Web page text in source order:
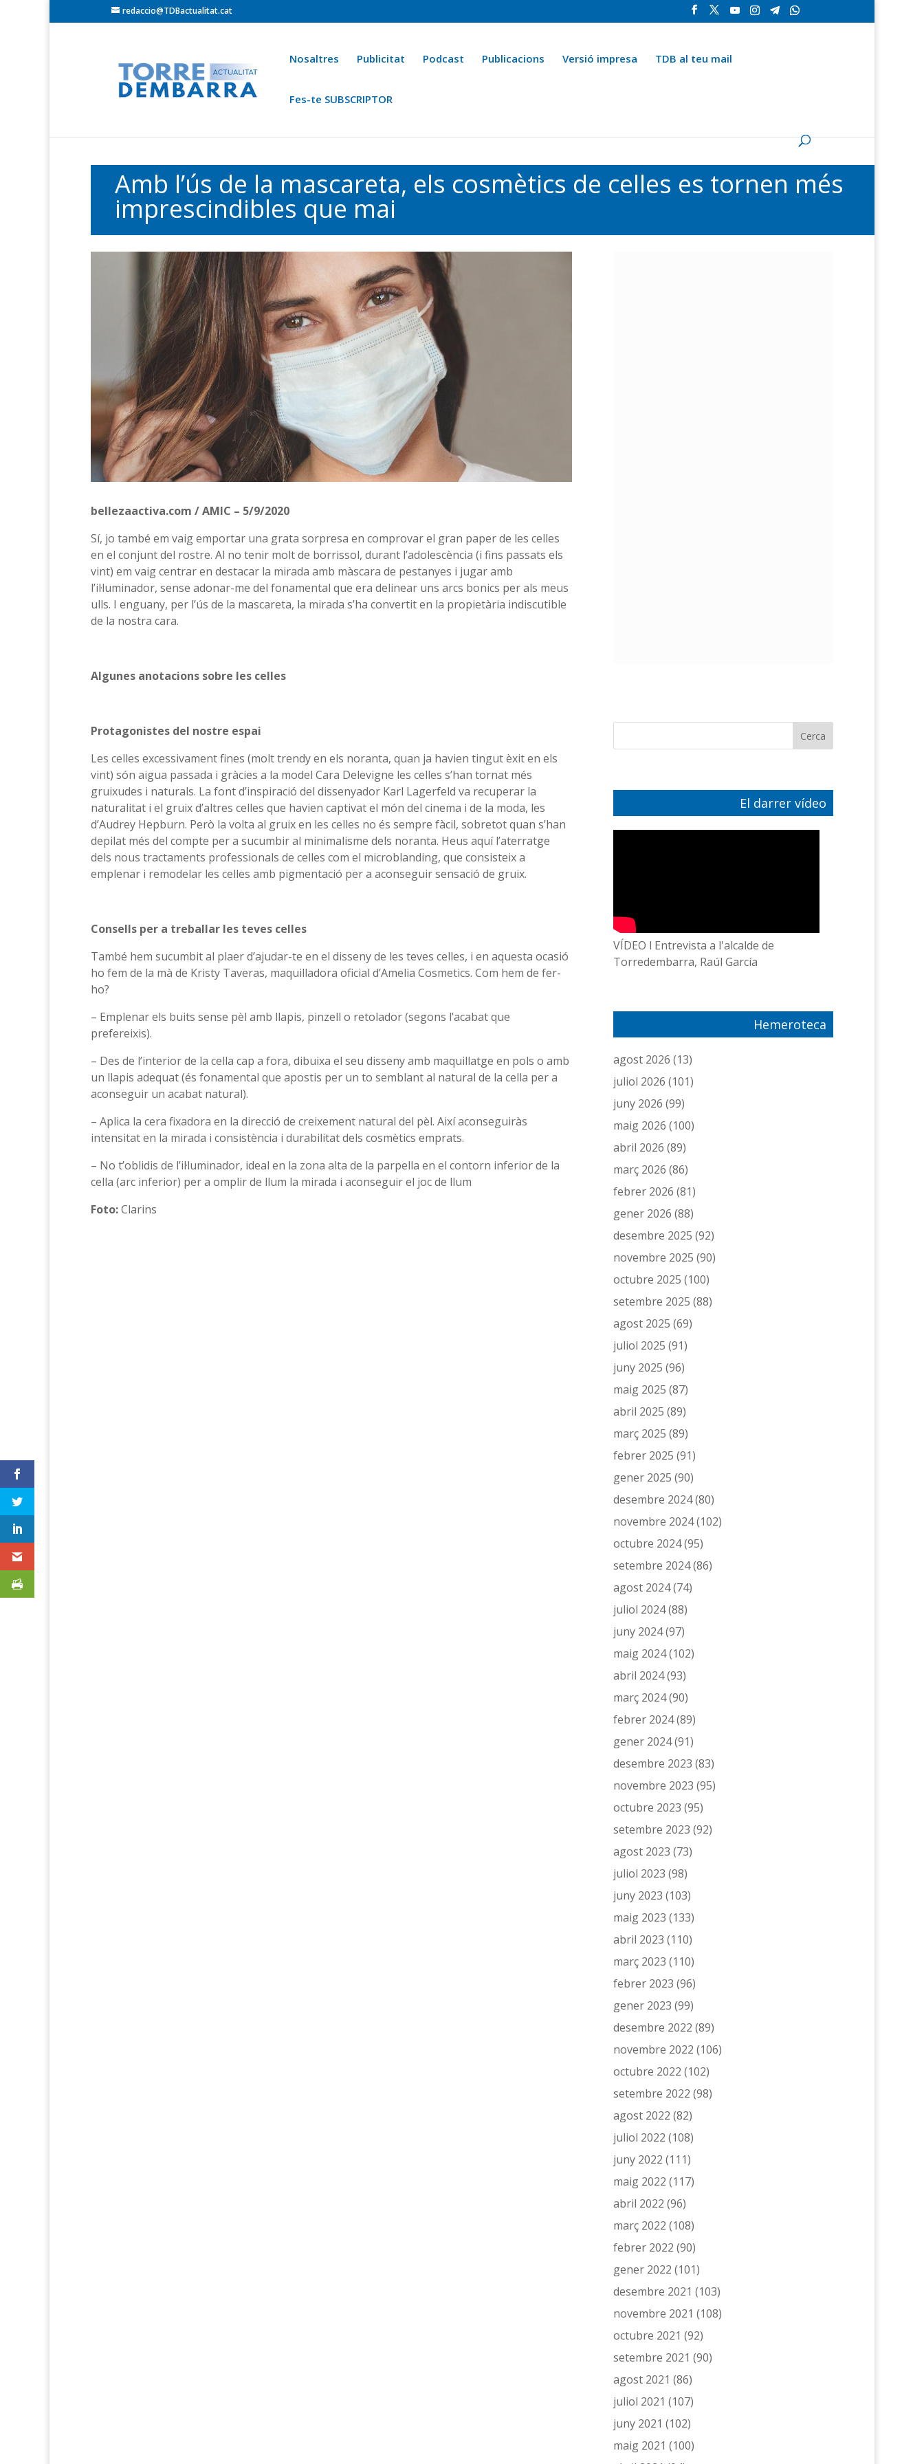
redaccio@TDBactualitat.cat
Nosaltres Publicitat Podcast Publicacions Versió impresa TDB al teu mail
Fes-te SUBSCRIPTOR
Crònica Ara fa 25 anys
Amb l’ús de la mascareta, els cosmètics de celles es tornen més
imprescindibles que mai
bellezaactiva.com / AMIC – 5/9/2020
Sí, jo també em vaig emportar una grata sorpresa en comprovar el gran paper de les celles
en el conjunt del rostre. Al no tenir molt de borrissol, durant l’adolescència (i fins passats els
vint) em vaig centrar en destacar la mirada amb màscara de pestanyes i jugar amb
l’il·luminador, sense adonar-me del fonamental que era delinear uns arcs bonics per als meus
ulls. I enguany, per l’ús de la mascareta, la mirada s’ha convertit en la propietària indiscutible
de la nostra cara.
Algunes anotacions sobre les celles
Protagonistes del nostre espai
Les celles excessivament fines (molt trendy en els noranta, quan ja havien tingut èxit en els
vint) són aigua passada i gràcies a la model Cara Delevigne les celles s’han tornat més
gruixudes i naturals. La font d’inspiració del dissenyador Karl Lagerfeld va recuperar la
naturalitat i el gruix d’altres celles que havien captivat el món del cinema i de la moda, les
d’Audrey Hepburn. Però la volta al gruix en les celles no és sempre fàcil, sobretot quan s’han
depilat més del compte per a sucumbir al minimalisme dels noranta. Heus aquí l’aterratge
dels nous tractaments professionals de celles com el microblanding, que consisteix a
emplenar i remodelar les celles amb pigmentació per a aconseguir sensació de gruix.
Consells per a treballar les teves celles
També hem sucumbit al plaer d’ajudar-te en el disseny de les teves celles, i en aquesta ocasió
ho fem de la mà de Kristy Taveras, maquilladora oficial d’Amelia Cosmetics. Com hem de fer-
ho?
– Emplenar els buits sense pèl amb llapis, pinzell o retolador (segons l’acabat que
prefereixis).
– Des de l’interior de la cella cap a fora, dibuixa el seu disseny amb maquillatge en pols o amb
un llapis adequat (és fonamental que apostis per un to semblant al natural de la cella per a
aconseguir un acabat natural).
– Aplica la cera fixadora en la direcció de creixement natural del pèl. Així aconseguiràs
intensitat en la mirada i consistència i durabilitat dels cosmètics emprats.
– No t’oblidis de l’il·luminador, ideal en la zona alta de la parpella en el contorn inferior de la
cella (arc inferior) per a omplir de llum la mirada i aconseguir el joc de llum
Foto:Clarins
El darrer vídeo
VÍDEO l Entrevista a l'alcalde de
Torredembarra, Raúl García
Hemeroteca
agost 2026 (13)
juliol 2026 (101)
juny 2026 (99)
maig 2026 (100)
abril 2026 (89)
març 2026 (86)
febrer 2026 (81)
gener 2026 (88)
desembre 2025 (92)
novembre 2025 (90)
octubre 2025 (100)
setembre 2025 (88)
agost 2025 (69)
juliol 2025 (91)
juny 2025 (96)
maig 2025 (87)
abril 2025 (89)
març 2025 (89)
febrer 2025 (91)
gener 2025 (90)
desembre 2024(80)
novembre 2024(102)
octubre 2024(95)
setembre 2024(86)
agost 2024(74)
juliol 2024(88)
juny 2024(97)
maig 2024(102)
abril 2024(93)
març 2024(90)
febrer 2024(89)
gener 2024(91)
desembre 2023 (83)
novembre 2023 (95)
octubre 2023 (95)
setembre 2023 (92)
agost 2023 (73)
juliol 2023 (98)
juny 2023 (103)
maig 2023 (133)
abril 2023 (110)
març 2023 (110)
febrer 2023 (96)
gener 2023 (99)
desembre 2022 (89)
novembre 2022 (106)
octubre 2022 (102)
setembre 2022 (98)
agost 2022 (82)
juliol 2022 (108)
juny 2022 (111)
maig 2022 (117)
abril 2022 (96)
març 2022 (108)
febrer 2022 (90)
gener 2022 (101)
desembre 2021 (103)
novembre 2021 (108)
octubre 2021 (92)
setembre 2021 (90)
agost 2021 (86)
juliol 2021 (107)
juny 2021 (102)
maig 2021 (100)